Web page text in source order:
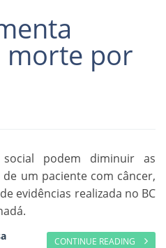
morte por
podem diminuir as
um paciente com câncer,
evidências realizada no BC
CONTINUE READING